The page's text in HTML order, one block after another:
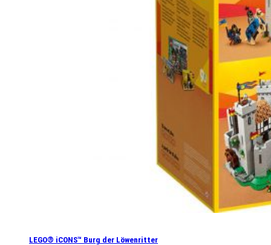
LEGO® iCONS™ Burg der Löwenritter